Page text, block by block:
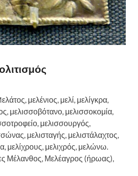
μελένιος, μελί, μελίγκρα,
μελισσοβότανο, μελισσοκομία,
μελισσουργός,
μελισταγής, μελιστάλαχτος,
μελίχρους, μελιχρός, μελώνω.
Μέλανθος, Μελέαγρος (ήρωας),